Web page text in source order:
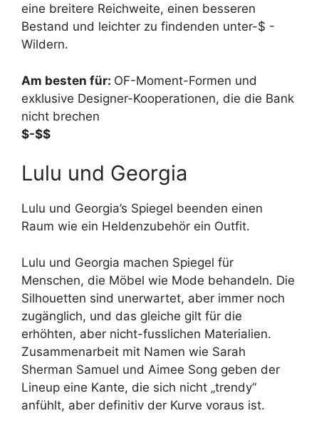
eine breitere Reichweite, einen besseren
Bestand und leichter zu findenden unter-$ -
Wildern.
Am besten für: OF-Moment-Formen und
exklusive Designer-Kooperationen, die die Bank
nicht brechen
$-$$
Lulu und Georgia
Lulu und Georgia’s Spiegel beenden einen
Raum wie ein Heldenzubehör ein Outfit.
Lulu und Georgia machen Spiegel für
Menschen, die Möbel wie Mode behandeln. Die
Silhouetten sind unerwartet, aber immer noch
zugänglich, und das gleiche gilt für die
erhöhten, aber nicht-fusslichen Materialien.
Zusammenarbeit mit Namen wie Sarah
Sherman Samuel und Aimee Song geben der
Lineup eine Kante, die sich nicht „trendy“
anfühlt, aber definitiv der Kurve voraus ist.